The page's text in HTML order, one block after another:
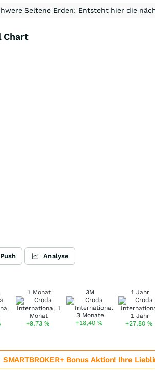
Seltene Erden: Entsteht hier die
Chart
Push Analyse
1 Monat
+9,73%
3M
+18,40 %
1 Jahr
+27,80 %
SMARTBROKER+ Bonus Aktion! Ihre